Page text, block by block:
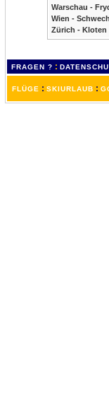
Warschau -
Wien -
Zürich - Kloten
FRAGEN ? :
FLÜGE : SKIURLAUB :